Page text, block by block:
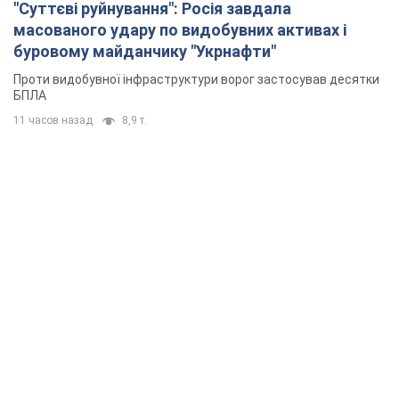
"Суттєві руйнування": Росія завдала
масованого удару по видобувних активах і
буровому майданчику "Укрнафти"
Проти видобувної інфраструктури ворог застосував десятки
БПЛА
11 часов назад 8,9 т.